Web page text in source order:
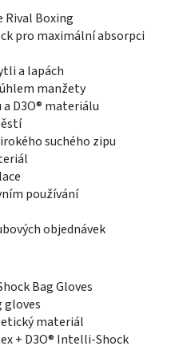
Boxing
pro maximální absorpci
a lapách
manžety
D3O® materiálu
suchého zipu
používání
objednávek
Bag Gloves
gloves
materiál
+ D3O® Intelli-Shock